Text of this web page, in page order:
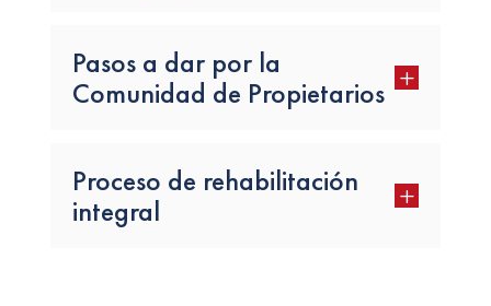
Pasos a dar por la
Comunidad de Propietarios
L
Proceso de rehabilitación
integral
L